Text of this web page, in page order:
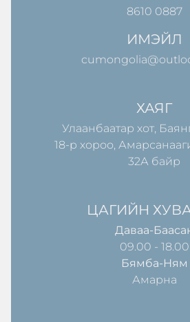
8610 0887
ИМЭЙЛ
ХАЯГ
Улаанбаатар хот,
18-р хороо,
32А байр
ЦАГИЙН
Даваа-
09.00 - 18.00
Бямба-Ням
Амарна